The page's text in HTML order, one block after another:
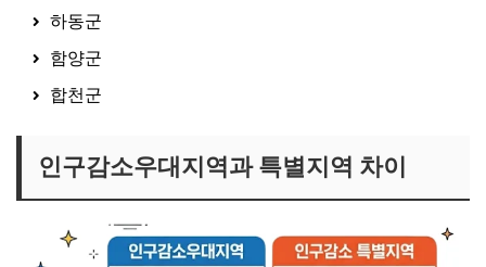
하동군
함양군
합천군
인구감소우대지역과 특별지역 차이